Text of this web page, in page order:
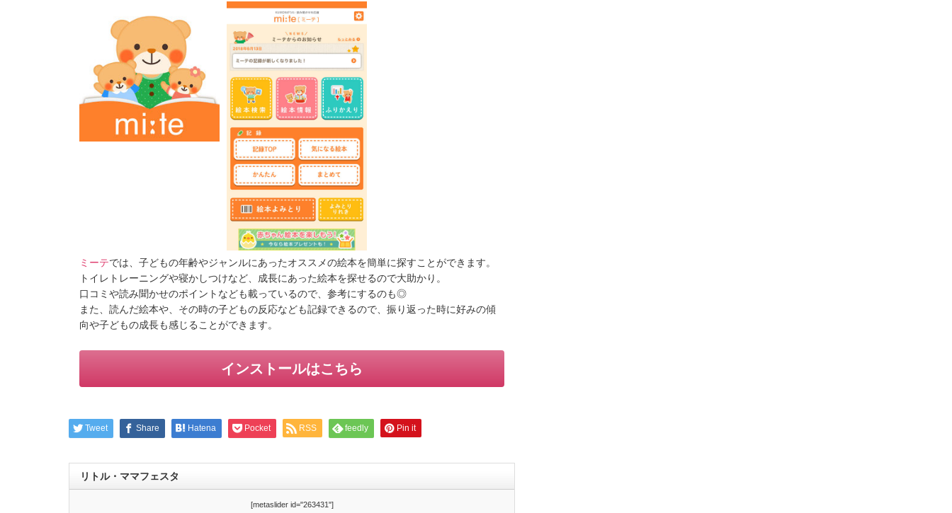
ミーテでは、子どもの年齢やジャンルにあったオススメの絵本を簡単に探すことができます。
トイレトレーニングや寝かしつけなど、成長にあった絵本を探せるので大助かり。
口コミや読み聞かせのポイントなども載っているので、参考にするのも◎
また、読んだ絵本や、その時の子どもの反応なども記録できるので、振り返った時に好みの傾
向や子どもの成長も感じることができます。
インストールはこちら
Tweet Share Hatena Pocket RSS feedly Pin it
リトル・ママフェスタ
[metaslider id="263431"]